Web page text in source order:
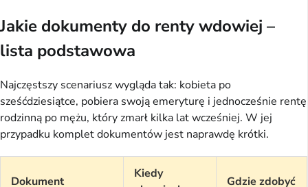
Jakie dokumenty do renty wdowiej –
lista podstawowa
Najczęstszy scenariusz wygląda tak: kobieta po
sześćdziesiątce, pobiera swoją emeryturę i jednocześnie rentę
rodzinną po mężu, który zmarł kilka lat wcześniej. W jej
przypadku komplet dokumentów jest naprawdę krótki.
Dokument
Kiedy
Gdzie zdobyć